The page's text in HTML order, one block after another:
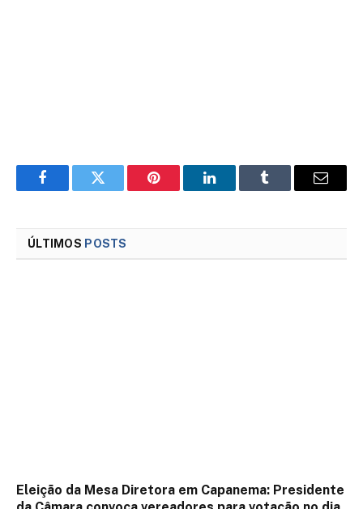
FacebookTwitter Pinterest LinkedInTumblr Email
ÚLTIMOS POSTS
Eleição da Mesa Diretora em Capanema: Presidente